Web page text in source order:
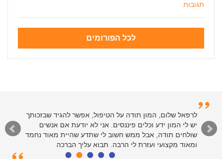
תגובות
לכל הפורומים
לרפאל שלום, המון תודה על הטיפול, אפשר להגיד שבזכותך
יש לי המון ידע וכלים פיננסים. אני לא יודעת אם אנשים
שולחים תודה, אבל ממש חשוב לי שתדע שהיית מאוד נחמד
ומאוד מקצועי ועזרת לי הרבה. תבוא עליך הברכה